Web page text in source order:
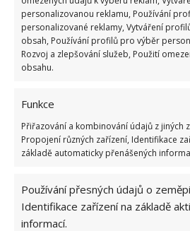
personalizovanou reklamu, Používání
personalizované reklamy, Vytváření
obsah, Používání profilů pro výběr
Rozvoj a zlepšování služeb, Použití
obsahu.
Funkce
Přiřazování a kombinování údajů z jiných
Propojení různých zařízení, Identifikace
základě automaticky přenášených
Používání přesných údajů o
Identifikace zařízení na základě
informací.
KÁVA ODPUZOVAČ
ZAHRADA
Přidejte svůj názor
KOMENTOVAT